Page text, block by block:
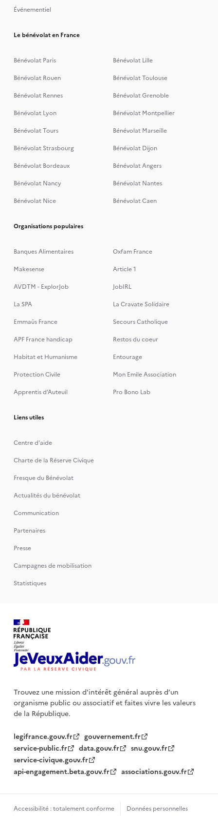
Événementiel
Le bénévolat en France
Bénévolat Paris
Bénévolat Lille
Bénévolat Rouen
Bénévolat Toulouse
Bénévolat Rennes
Bénévolat Grenoble
Bénévolat Lyon
Bénévolat Montpellier
Bénévolat Tours
Bénévolat Marseille
Bénévolat Strasbourg
Bénévolat Dijon
Bénévolat Bordeaux
Bénévolat Angers
Bénévolat Nancy
Bénévolat Nantes
Bénévolat Nice
Bénévolat Caen
Organisations populaires
Banques Alimentaires
Oxfam France
Makesense
Article 1
AVDTM - ExplorJob
JobIRL
La SPA
La Cravate Solidaire
Emmaüs France
Secours Catholique
APF France handicap
Restos du coeur
Habitat et Humanisme
Entourage
Protection Civile
Mon Emile Association
Apprentis d’Auteuil
Pro Bono Lab
Liens utiles
Centre d'aide
Charte de la Réserve Civique
Fresque du Bénévolat
Actualités du bénévolat
Communication
Partenaires
Presse
Campagnes de mobilisation
Statistiques
Trouvez une mission d'intérêt général auprès d’un
organisme publicou associatif et faites vivre les valeurs
de la République.
legifrance.gouv.fr
gouvernement.fr
service-public.fr
data.gouv.fr
snu.gouv.fr
service-civique.gouv.fr
api-engagement.beta.gouv.fr
associations.gouv.fr
Accessibilité : totalement conforme Données personnelles